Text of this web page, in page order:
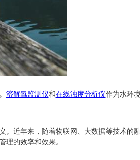
溶解氧监测仪和在线浊度分析仪作为水环
。近年来，随着物联网、大数据等技术的
的效率和效果。